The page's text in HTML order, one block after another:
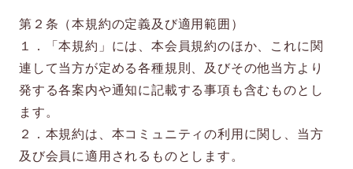
第２条（本規約の定義及び適用範囲）
１．「本規約」には、本会員規約のほか、これに関
連して当方が定める各種規則、及びその他当方より
発する各案内や通知に記載する事項も含むものとし
ます。
２．本規約は、本コミュニティの利用に関し、当方
及び会員に適用されるものとします。